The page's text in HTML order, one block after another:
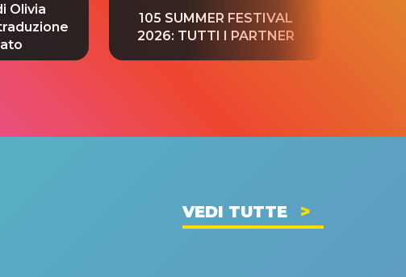
Olivia
105 SUMMER FESTIVAL
2026: TUTTI I PARTNER
VEDI TUTTE